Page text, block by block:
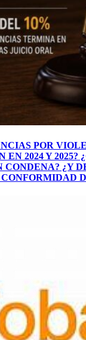
POR
EN 2024 Y 2025?
¿Y